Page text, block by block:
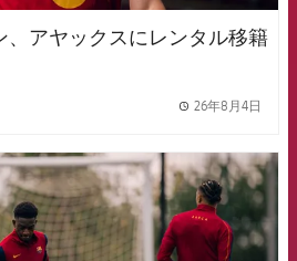
、アヤックスにレンタル移籍
26年8月4日
FCB Barcelona badge